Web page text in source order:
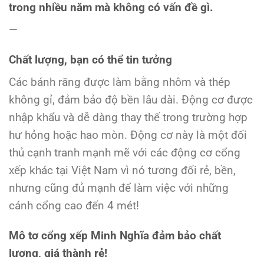
trong nhiều năm mà không có vấn đề gì.
—
Chất lượng, bạn có thể tin tưởng
Các bánh răng được làm bằng nhôm và thép
không gỉ, đảm bảo độ bền lâu dài. Động cơ được
nhập khẩu và dễ dàng thay thế trong trường hợp
hư hỏng hoặc hao mòn. Động cơ này là một đối
thủ cạnh tranh mạnh mẽ với các động cơ cổng
xếp khác tại Việt Nam vì nó tương đối rẻ, bền,
nhưng cũng đủ mạnh để làm việc với những
cánh cổng cao đến 4 mét!
Mô tơ cổng xếp Minh Nghĩa đảm bảo chất
lượng, giá thành rẻ!